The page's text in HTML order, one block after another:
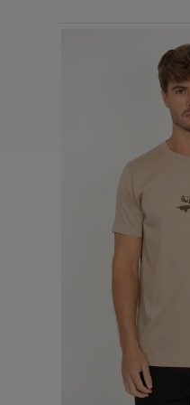
P
Adicionar